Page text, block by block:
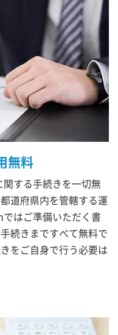
無料
する手続きを一切無
道府県内を管轄する運
はご準備いただく書
続きまですべて無料で
をご自身で行う必要は